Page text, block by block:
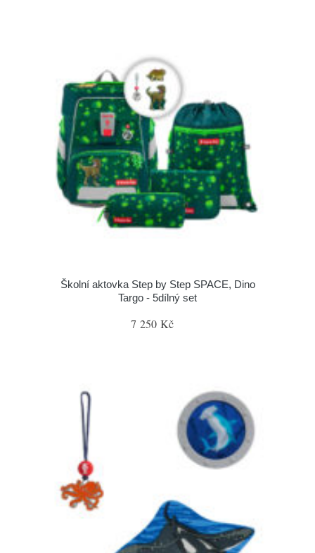
Školní aktovka Step by Step SPACE, Dino
Targo - 5dílný set
7 250 Kč